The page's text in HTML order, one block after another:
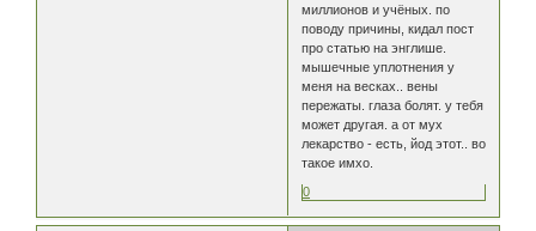
миллионов и учёных. по
поводу причины, кидал пост
про статью на энглише.
мышечные уплотнения у
меня на весках.. вены
пережаты. глаза болят. у тебя
может другая. а от мух
лекарство - есть, йод этот.. во
такое имхо.
0